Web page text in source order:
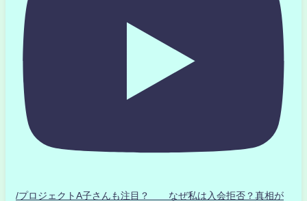
/プロジェクトA子さんも注目？ なぜ私は入会拒否？真相が